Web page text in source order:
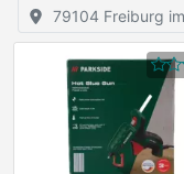
Breisgau